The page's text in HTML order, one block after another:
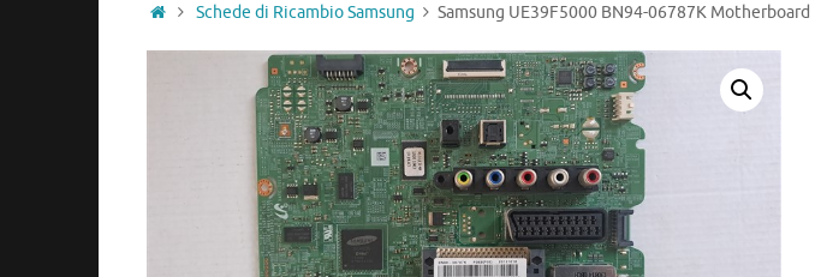
HomeSchede di Ricambio Samsung Samsung UE39F5000 BN94-06787K Motherboard